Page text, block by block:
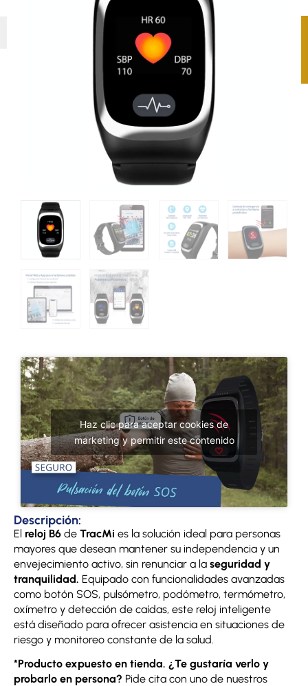
Haz clic para aceptar cookies de
marketing y permitir este contenido
Descripción:
El reloj B6 de TracMi es la solución ideal para personas
mayores que desean mantener su independencia y un
envejecimiento activo, sin renunciar a la seguridad y
tranquilidad. Equipado con funcionalidades avanzadas
como botón SOS, pulsómetro, podómetro, termómetro,
oxímetro y detección de caídas, este reloj inteligente
está diseñado para ofrecer asistencia en situaciones de
riesgo y monitoreo constante de la salud.
*Producto expuesto en tienda. ¿Te gustaría verlo y
probarlo en persona? Pide cita con uno de nuestros